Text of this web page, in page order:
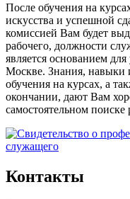
После обучения на
искусства и успешной
комиссией Вам будет
рабочего, должности
является основанием
Москве. Знания, навыки
обучения на курсах, а
окончании, дают Вам
самостоятельном поиске
Контакты